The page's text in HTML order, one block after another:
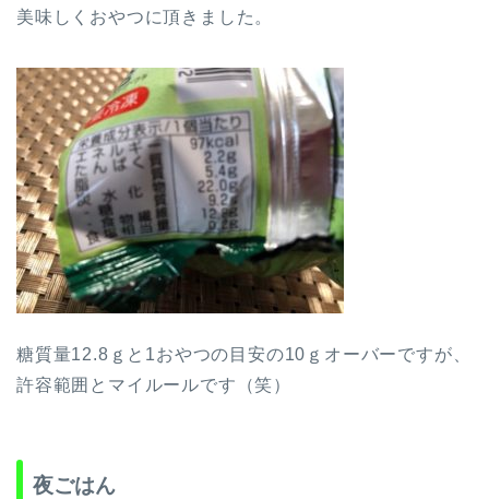
美味しくおやつに頂きました。
糖質量12.8ｇと1おやつの目安の10ｇオーバーですが、
許容範囲とマイルールです（笑）
夜ごはん